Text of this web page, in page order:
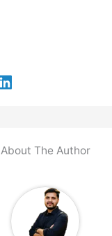
About The Author